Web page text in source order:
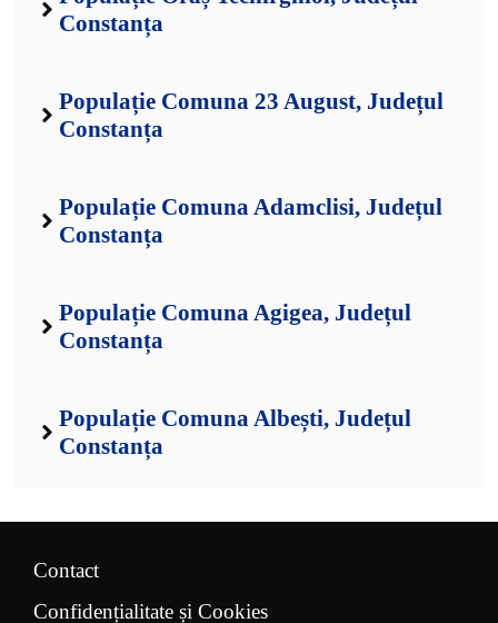
Constanța
Populație Comuna 23 August, Județul
Constanța
Populație Comuna Adamclisi, Județul
Constanța
Populație Comuna Agigea, Județul
Constanța
Populație Comuna Albești, Județul
Constanța
Contact
Confidențialitate și Cookies